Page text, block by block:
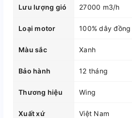
Lưu lượng gió 27000 m3/h
Loại motor 100% dây đồng
Màu sắc Xanh
Bảo hành 12 tháng
Thương hiệu Wing
Xuất xứ Việt Nam